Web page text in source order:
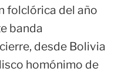
folclórica del año
banda
desde Bolivia
homónimo de